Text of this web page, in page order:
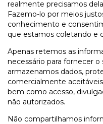
realmente precisamos
Fazemo-lo por meios
conhecimento e
que estamos coletando e
Apenas retemos as
necessário para fornecer
armazenamos dados,
comercialmente
bem como acesso,
não autorizados.
Não compartilhamos